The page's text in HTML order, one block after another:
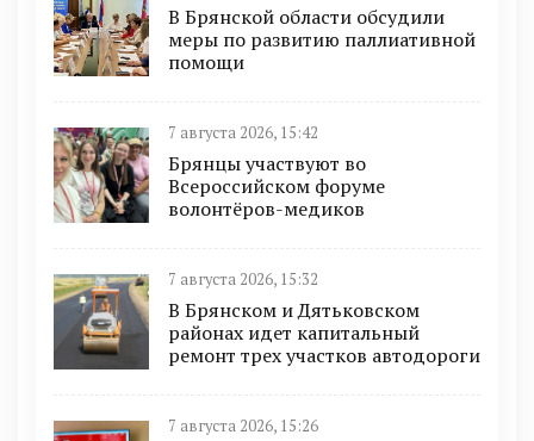
В Брянской области обсудили
меры по развитию паллиативной
помощи
7 августа 2026, 15:42
Брянцы участвуют во
Всероссийском форуме
волонтёров-медиков
7 августа 2026, 15:32
В Брянском и Дятьковском
районах идет капитальный
ремонт трех участков автодороги
7 августа 2026, 15:26